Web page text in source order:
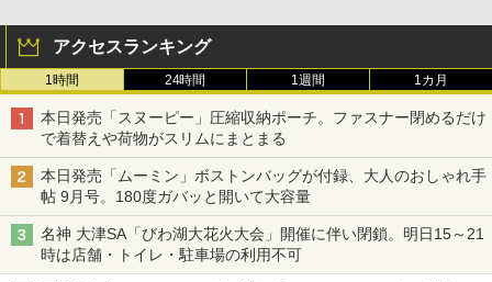
アクセスランキング
1時間 24時間 1週間 1カ月
本日発売「スヌーピー」圧縮収納ポーチ。ファスナー閉めるだけ
で着替えや荷物がスリムにまとまる
本日発売「ムーミン」ボストンバッグが付録、大人のおしゃれ手
帖 9月号。180度ガバッと開いて大容量
名神 大津SA「びわ湖大花火大会」開催に伴い閉鎖。明日15～21
時は店舗・トイレ・駐車場の利用不可